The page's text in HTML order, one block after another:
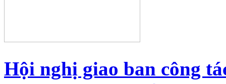
Hội nghị giao ban công